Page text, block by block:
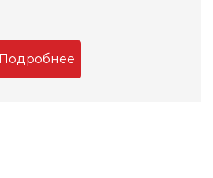
Подробнее